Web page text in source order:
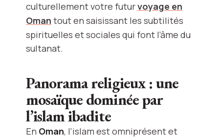
culturellement votre futurvoyage en
Oman tout en saisissant les subtilités
spirituelles et sociales qui font l’âme du
sultanat.
Panorama religieux : une
mosaïque dominée par
l’islam ibadite
En Oman, l’islam est omniprésent et